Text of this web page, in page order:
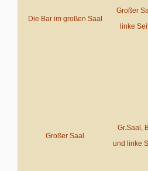
Die Bar im großen Saal
Großer
linke
Großer Saal
Gr.Saal,
und linke